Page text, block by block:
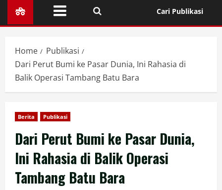
Cari Publikasi
Home
Publikasi
Dari Perut Bumi ke Pasar Dunia, Ini Rahasia di
Balik Operasi Tambang Batu Bara
Berita Publikasi
Dari Perut Bumi ke Pasar Dunia,
Ini Rahasia di Balik Operasi
Tambang Batu Bara